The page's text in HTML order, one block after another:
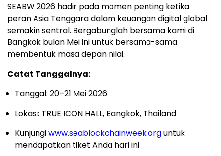
SEABW 2026 hadir pada momen penting ketika
peran Asia Tenggara dalam keuangan digital global
semakin sentral. Bergabunglah bersama kami di
Bangkok bulan Mei ini untuk bersama-sama
membentuk masa depan nilai.
Catat Tanggalnya:
Tanggal: 20–21 Mei 2026
Lokasi: TRUE ICON HALL, Bangkok, Thailand
Kunjungiwww.seablockchainweek.orguntuk
mendapatkan tiket Anda hari ini